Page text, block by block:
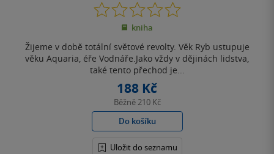
0.0
z
5
kniha
Žijeme v době totální světové revolty. Věk Ryb ustupuje
věku Aquaria, éře Vodnáře.Jako vždy v dějinách lidstva,
také tento přechod je...
188 Kč
Běžně210 Kč
Do košíku
Uložit do seznamu